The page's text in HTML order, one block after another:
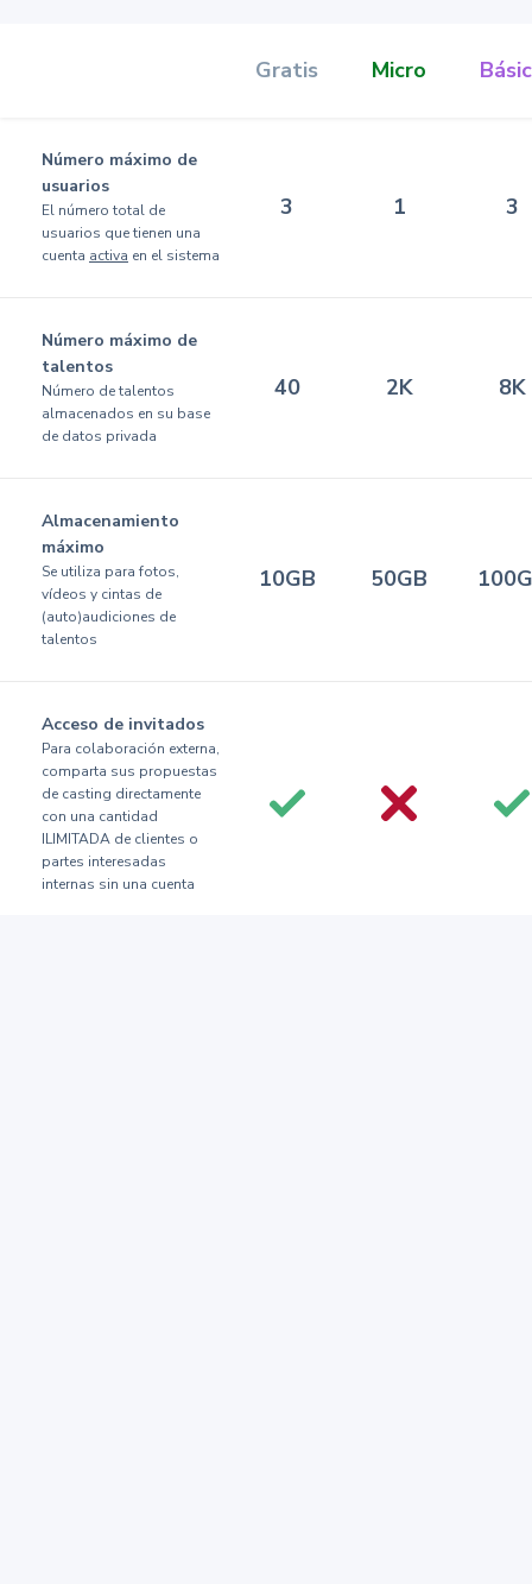
Gratis Micro
Número máximo de
usuarios
El número total de
usuarios que tienen una
cuenta activa en el sistema
3 1 3
Número máximo de
talentos
Número de talentos
almacenados en su base
de datos privada
40 2K 8K
Almacenamiento
máximo
Se utiliza para fotos,
vídeos y cintas de
(auto)audiciones de
talentos
10GB 50GB
Acceso de invitados
Para colaboración externa,
comparta sus propuestas
de casting directamente
con una cantidad
ILIMITADA de clientes o
partes interesadas
internas sin una cuenta